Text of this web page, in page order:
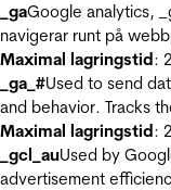
_gaGoogle analytics,
navigerar runt på
Maximal lagringstid:
_ga_#Used to send
and behavior. Tracks
Maximal lagringstid:
_gcl_auUsed by
advertisement